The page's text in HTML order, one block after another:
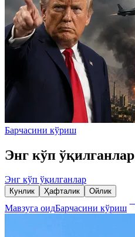
Барчасини кўриш
Энг кўп ўқилганлар
Энг кўп ўқилганлар
Кунлик Ҳафталик Ойлик
Мавзуга оидБарчасини кўриш